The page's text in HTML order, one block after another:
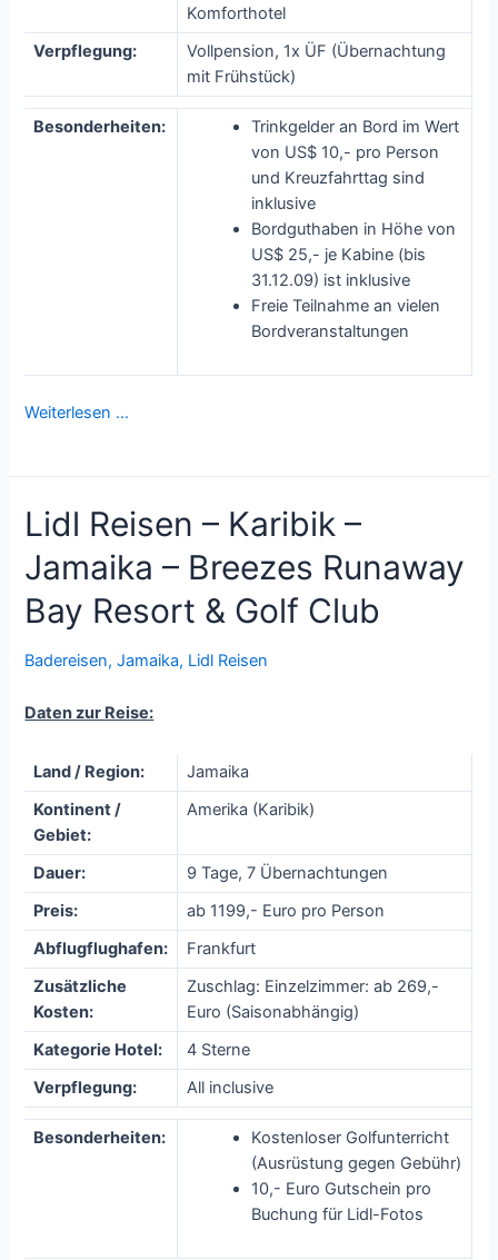
Komforthotel
Verpflegung:
Vollpension, 1x ÜF (Übernachtung
mit Frühstück)
Besonderheiten:
Trinkgelder an Bord im Wert
von US$ 10,- pro Person
und Kreuzfahrttag sind
inklusive
Bordguthaben in Höhe von
US$ 25,- je Kabine (bis
31.12.09) ist inklusive
Freie Teilnahme an vielen
Bordveranstaltungen
Weiterlesen …
Lidl Reisen – Karibik –
Jamaika – Breezes Runaway
Bay Resort & Golf Club
Badereisen,Jamaika, Lidl Reisen
Daten zur Reise:
Land / Region:
Jamaika
Kontinent /
Gebiet:
Amerika (Karibik)
Dauer:
9 Tage, 7 Übernachtungen
Preis:
ab 1199,- Euro pro Person
Abflugflughafen:
Frankfurt
Zusätzliche
Kosten:
Zuschlag: Einzelzimmer: ab 269,-
Euro (Saisonabhängig)
Kategorie Hotel:
4 Sterne
Verpflegung:
All inclusive
Besonderheiten:
Kostenloser Golfunterricht
(Ausrüstung gegen Gebühr)
10,- Euro Gutschein pro
Buchung für Lidl-Fotos